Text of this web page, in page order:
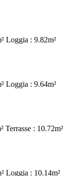
Loggia : 9.82m²
Loggia : 9.64m²
Terrasse : 10.72m²
Loggia : 10.14m²